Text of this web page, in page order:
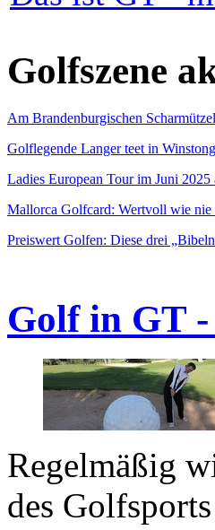
Golfszene
Am Brandenburgischen
Golflegende Langer teet in
Ladies European Tour im Juni
Mallorca Golfcard: Wertvoll wie nie
Preiswert Golfen: Diese drei
Golf in GT
Regelmäßig
des